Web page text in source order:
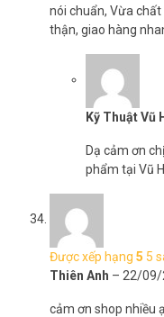
nói chuẩn, Vừa
thận, giao hàng
Kỹ Thuật Vũ
Dạ cảm ơn
phẩm tại Vũ
Được xếp hạng 5 5
Thiên Anh – 22/09/
cảm ơn shop nhiều